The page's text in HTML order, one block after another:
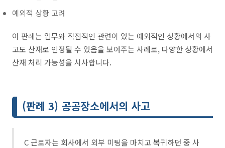
예외적 상황 고려
이 판례는 업무와 직접적인 관련이 있는 예외적인 상황에서의 사
고도 산재로 인정될 수 있음을 보여주는 사례로, 다양한 상황에서
산재 처리 가능성을 시사합니다.
(판례 3) 공공장소에서의 사고
C 근로자는 회사에서 외부 미팅을 마치고 복귀하던 중 사